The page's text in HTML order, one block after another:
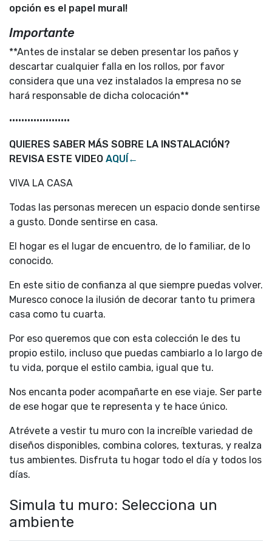
opción es el papel mural!
Importante
**Antes de instalar se deben presentar los paños y
descartar cualquier falla en los rollos, por favor
considera que una vez instalados la empresa no se
hará responsable de dicha colocación**
••••••••••••••••••••
QUIERES SABER MÁS SOBRE LA INSTALACIÓN?
REVISA ESTE VIDEO AQUÍ←
VIVA LA CASA
Todas las personas merecen un espacio donde sentirse
a gusto. Donde sentirse en casa.
El hogar es el lugar de encuentro, de lo familiar, de lo
conocido.
En este sitio de confianza al que siempre puedas volver.
Muresco conoce la ilusión de decorar tanto tu primera
casa como tu cuarta.
Por eso queremos que con esta colección le des tu
propio estilo, incluso que puedas cambiarlo a lo largo de
tu vida, porque el estilo cambia, igual que tu.
Nos encanta poder acompañarte en ese viaje. Ser parte
de ese hogar que te representa y te hace único.
Atrévete a vestir tu muro con la increíble variedad de
diseños disponibles, combina colores, texturas, y realza
tus ambientes. Disfruta tu hogar todo el día y todos los
días.
Simula tu muro: Selecciona un
ambiente